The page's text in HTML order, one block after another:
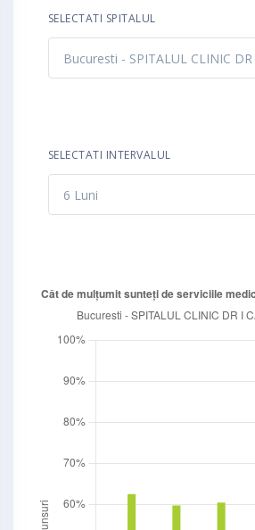
SELECTATI SPITALUL
SELECTATI INTERVALUL